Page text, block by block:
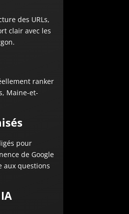
des URLs,
clair avec les
ranker
Maine-et-
pour
de Google
aux questions